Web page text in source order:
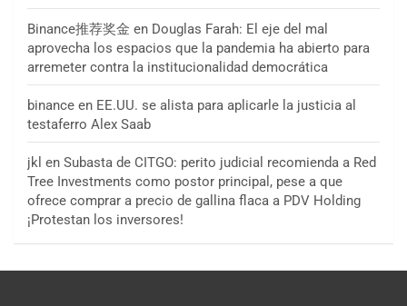
Binance推荐奖金 en Douglas Farah: El eje del mal
aprovecha los espacios que la pandemia ha abierto para
arremeter contra la institucionalidad democrática
binance en EE.UU. se alista para aplicarle la justicia al
testaferro Alex Saab
jkl en Subasta de CITGO: perito judicial recomienda a Red
Tree Investments como postor principal, pese a que
ofrece comprar a precio de gallina flaca a PDV Holding
¡Protestan los inversores!